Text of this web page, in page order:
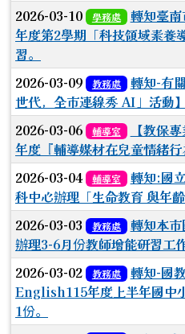
2026-03-10
學務處
轉知臺
年度第2學期「科技領域素養
習。
2026-03-09 教務處
轉知-有
世代，全市連線秀 AI」活動】
2026-03-06
輔導室
【教保
年度『輔導媒材在兒童情緒
2026-03-04 輔導室
轉知:國
科中心辦理「生命教育 與年
2026-03-03 教務處
轉知本
辦理3-6月份教師增能研習工作
2026-03-02 教務處
轉知-國
English115年度上半年國中
1份。